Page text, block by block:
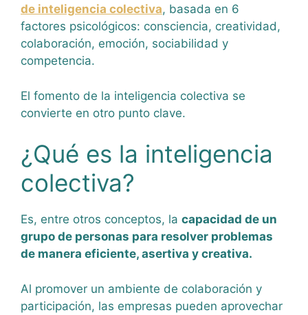
de inteligencia colectiva, basada en 6
factores psicológicos: consciencia, creatividad,
colaboración, emoción, sociabilidad y
competencia.
El fomento de la inteligencia colectiva se
convierte en otro punto clave.
¿Qué es la inteligencia
colectiva?
Es, entre otros conceptos, la capacidad de un
grupo de personas para resolver problemas
de manera eficiente, asertiva y creativa.
Al promover un ambiente de colaboración y
participación, las empresas pueden aprovechar